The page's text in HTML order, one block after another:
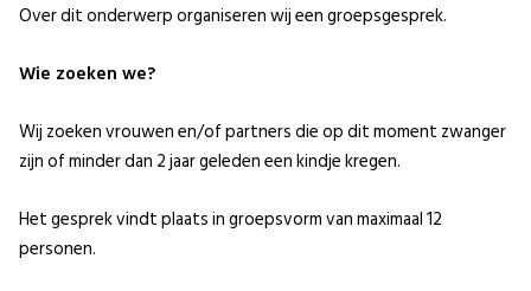
Over dit onderwerp organiseren wij een groepsgesprek.
Wie zoeken we?
Wij zoeken vrouwen en/of partners die op dit moment zwanger
zijn of minder dan 2 jaar geleden een kindje kregen.
Het gesprek vindt plaats in groepsvorm van maximaal 12
personen.